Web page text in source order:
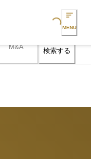
Loading...
MENU
M&A 検索する